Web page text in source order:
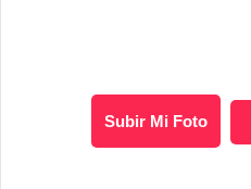
Subir Mi Foto